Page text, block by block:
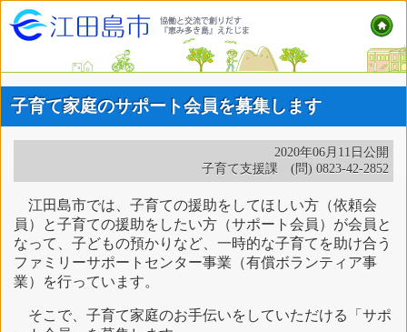
子育て家庭のサポート会員を募集します
2020年06月11日公開
子育て支援課 (問) 0823-42-2852
江田島市では、子育ての援助をしてほしい方（依頼会
員）と子育ての援助をしたい方（サポート会員）が会員と
なって、子どもの預かりなど、一時的な子育てを助け合う
ファミリーサポートセンター事業（有償ボランティア事
業）を行っています。
そこで、子育て家庭のお手伝いをしていただける「サポ